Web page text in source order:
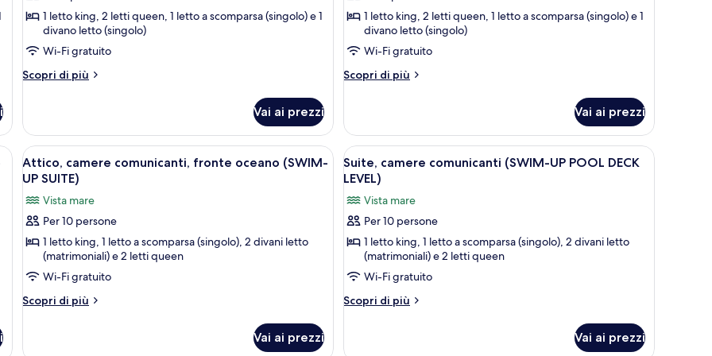
Suite1 letto king, 2 letti queen, 1 letto a scomparsa (singolo) e 1
divano letto (singolo)
Wi-Fi gratuito
Scopri di più
Altri
Suite
Vai ai prezzi
Suite1 letto king, 2 letti queen, 1 letto a scomparsa (singolo) e 1
divano letto (singolo)
Wi-Fi gratuito
Scopri di più
Altri
Suite
Vai ai prezzi
un tavolino con un vassoio per la colazione e opere d'arte alle pareti.
Apri
tutte
foto
per
Attico,
camere
comunicanti,
fronte
Una camera d'albergo con due letti, un tavolino con un vassoio per la colazione e opere d'arte alle pareti.
9
Attico, camere comunicanti, fronte oceano (SWIM-
UP SUITE)
Vista mare
Per 10 persone
1 letto king, 1 letto a scomparsa (singolo), 2 divani letto
(matrimoniali) e 2 letti queen
Wi-Fi gratuito
Scopri di più
Altri
Vai ai prezzi
Apri
tutte
foto
per
Suite,
camere
comunicanti
(SWIM-
Camera d'albergo con due letti, un'ampia
5
Suite, camere comunicanti (SWIM-UP POOL DECK
LEVEL)
Vista mare
Per 10 persone
1 letto king, 1 letto a scomparsa (singolo), 2 divani letto
(matrimoniali) e 2 letti queen
Wi-Fi gratuito
Scopri di più
Altri
Vai ai prezzi